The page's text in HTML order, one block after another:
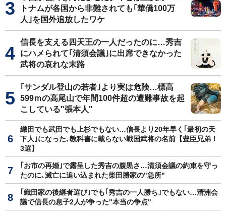
トナムが各国から非難されても｢華僑100万
人｣を国外追放したワケ
信長を支える四天王の一人だったのに…秀吉
にハメられて｢清須会議｣に出席できなかった
武将の哀れな末路
｢サンダル登山の若者｣より実は危険…標高
599ｍの高尾山で年間100件超の遭難事故を起
こしている"張本人"
織田でも武田でも上杉でもない…信長より20年早く｢最初の天
下人｣になった､教科書に載らない戦国武将の名前【豊臣兄弟！
3選】
｢お市の再婚｣で露呈した秀吉の腹黒さ…清須会議の約束を守っ
たのに､滅亡に追い込まれた柴田勝家の"急所"
｢織田家の後継者選び｣でも｢秀吉の一人勝ち｣でもない…清洲会
議で信長の息子2人が争った"本当の争点"